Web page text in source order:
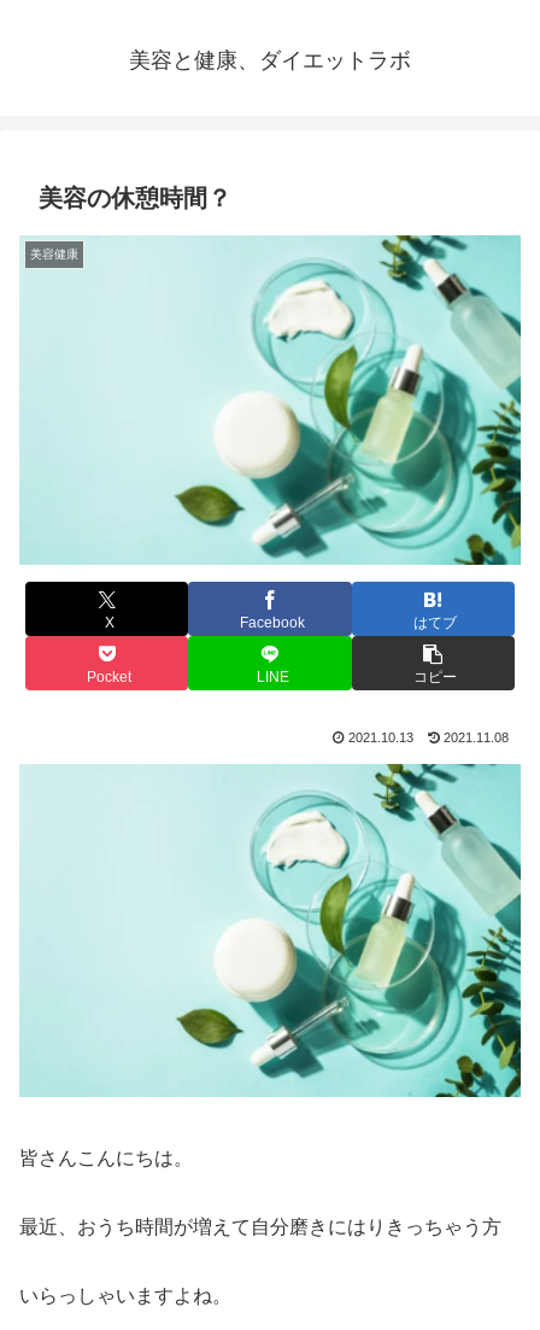
美容と健康、ダイエットラボ
美容の休憩時間？
美容健康
X Facebook はてブ
Pocket LINE コピー
2021.10.13 2021.11.08
皆さんこんにちは。
最近、おうち時間が増えて自分磨きにはりきっちゃう方
いらっしゃいますよね。